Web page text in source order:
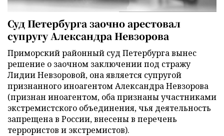
Суд Петербурга заочно арестовал
супругу Александра Невзорова
Приморский районный суд Петербурга вынес
решение о заочном заключении под стражу
Лидии Невзоровой, она является супругой
признанного иноагентом Александра Невзорова
(признан иноагентом, оба признаны участниками
экстремистского объединения, чья деятельность
запрещена в России, внесены в перечень
террористов и экстремистов).